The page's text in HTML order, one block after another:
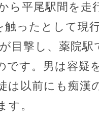
ら平尾駅間を走
ったとして現
目撃し、薬院駅
す。男は容疑
は以前にも痴漢
す。